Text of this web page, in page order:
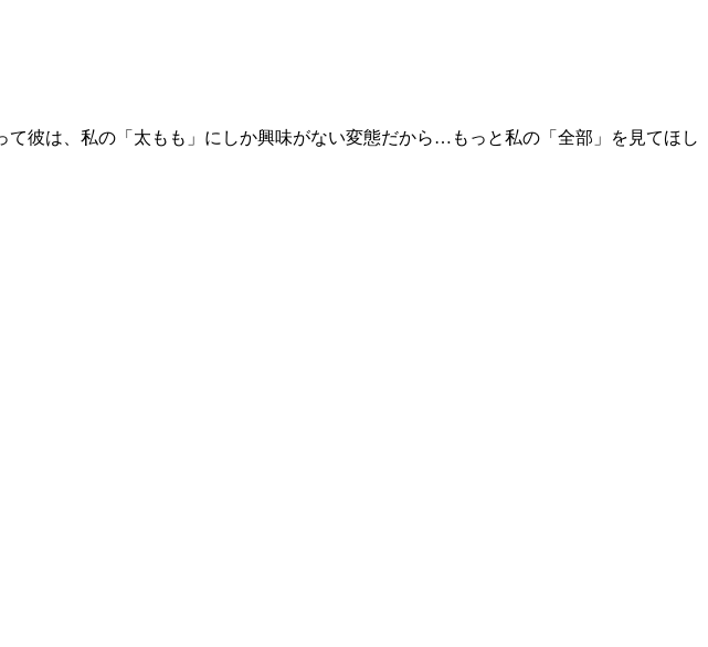
彼は、私の「太もも」にしか興味がない変態だから…もっと私の「全部」を見てほし